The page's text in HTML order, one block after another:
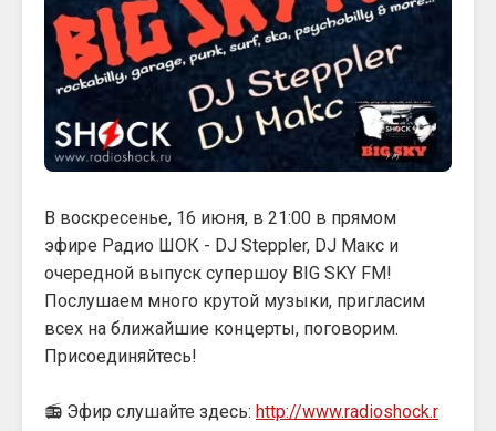
В воскресенье, 16 июня, в 21:00 в прямом
эфире Радио ШОК - DJ Steppler, DJ Макс и
очередной выпуск супершоу BIG SKY FM!
Послушаем много крутой музыки, пригласим
всех на ближайшие концерты, поговорим.
Присоединяйтесь!
📻 Эфир слушайте здесь: http://www.radioshock.r